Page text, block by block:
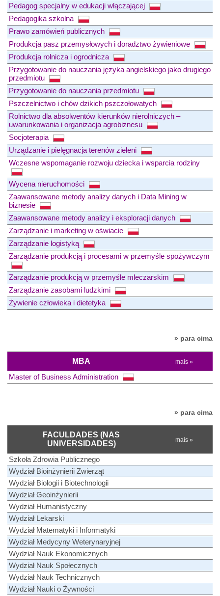
Pedagog specjalny w edukacji włączającej
Pedagogika szkolna
Prawo zamówień publicznych
Produkcja pasz przemysłowych i doradztwo żywieniowe
Produkcja rolnicza i ogrodnicza
Przygotowanie do nauczania języka angielskiego jako drugiego
przedmiotu
Przygotowanie do nauczania przedmiotu
Pszczelnictwo i chów dzikich pszczołowatych
Rolnictwo dla absolwentów kierunków nierolniczych –
uwarunkowania i organizacja agrobiznesu
Socjoterapia
Urządzanie i pielęgnacja terenów zieleni
Wczesne wspomaganie rozwoju dziecka i wsparcia rodziny
Wycena nieruchomości
Zaawansowane metody analizy danych i Data Mining w
biznesie
Zaawansowane metody analizy i eksploracji danych
Zarządzanie i marketing w oświacie
Zarządzanie logistyką
Zarządzanie produkcją i procesami w przemyśle spożywczym
Zarządzanie produkcją w przemyśle mleczarskim
Zarządzanie zasobami ludzkimi
Żywienie człowieka i dietetyka
» para cima
MBA mais »
Master of Business Administration
» para cima
FACULDADES (NAS
UNIVERSIDADES)
mais »
Szkoła Zdrowia Publicznego
Wydział Bioinżynierii Zwierząt
Wydział Biologii i Biotechnologii
Wydział Geoinżynierii
Wydział Humanistyczny
Wydział Lekarski
Wydział Matematyki i Informatyki
Wydział Medycyny Weterynaryjnej
Wydział Nauk Ekonomicznych
Wydział Nauk Społecznych
Wydział Nauk Technicznych
Wydział Nauki o Żywności